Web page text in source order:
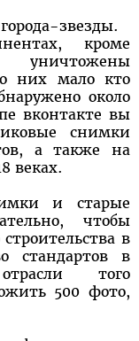
звезды.
кроме
уничтожены
них мало кто
около
вконтакте вы
снимки
а также на
веках.
и старые
чтобы
в
стандартов в
того
500 фото,